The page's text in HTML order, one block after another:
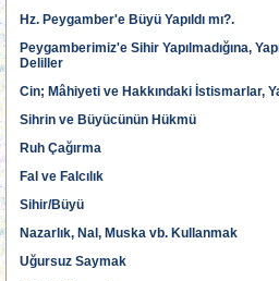
Hz. Peygamber'e Büyü Yapıldı mı?.
Peygamberimiz'e Sihir Yapılmadığına,
Deliller
Cin; Mâhiyeti ve Hakkındaki İstismarlar,
Sihrin ve Büyücünün Hükmü
Ruh Çağırma
Fal ve Falcılık
Sihir/Büyü
Nazarlık, Nal, Muska vb. Kullanmak
Uğursuz Saymak